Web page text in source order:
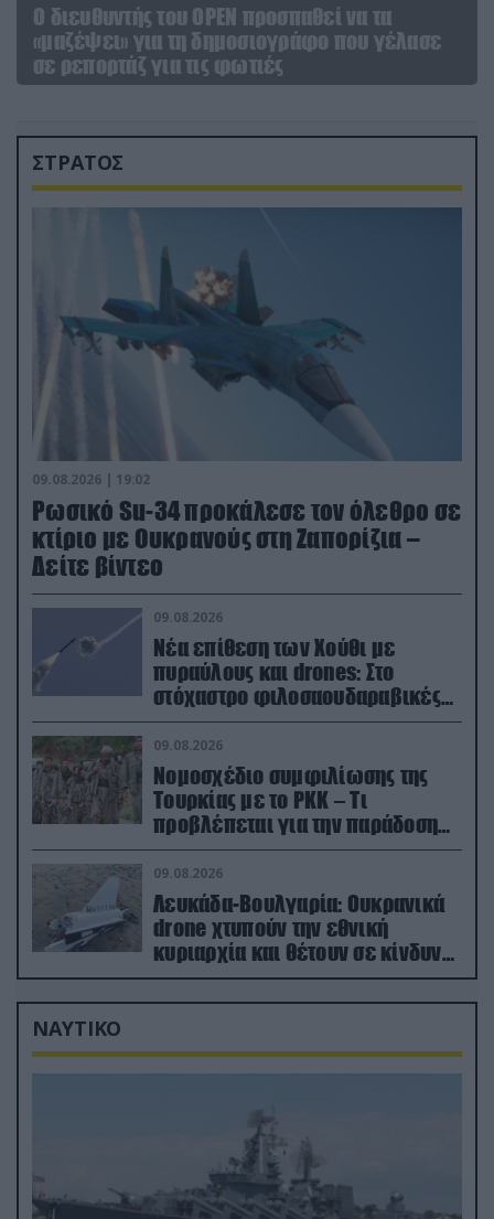
O διευθυντής του OPEN προσπαθεί να τα
«μαζέψει» για τη δημοσιογράφο που γέλασε
σε ρεπορτάζ για τις φωτιές
ΣΤΡΑΤΟΣ
09.08.2026 | 19:02
Ρωσικό Su-34 προκάλεσε τον όλεθρο σε
κτίριο με Ουκρανούς στη Ζαπορίζια –
Δείτε βίντεο
09.08.2026
Νέα επίθεση των Χούθι με
πυραύλους και drones: Στο
στόχαστρο φιλοσαουδαραβικές
δυνάμεις και εγκαταστάσεις
09.08.2026
Νομοσχέδιο συμφιλίωσης της
Τουρκίας με το ΡΚΚ – Τι
προβλέπεται για την παράδοση
των όπλων
09.08.2026
Λευκάδα-Βουλγαρία: Ουκρανικά
drone χτυπούν την εθνική
κυριαρχία και θέτουν σε κίνδυνο
οικονομίες χωρών του ΝΑΤΟ
ΝΑΥΤΙΚΟ